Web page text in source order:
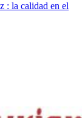
: la calidad en el